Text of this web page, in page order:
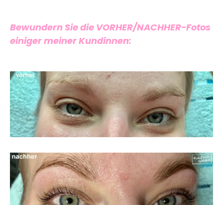
Bewundern Sie die VORHER/NACHHER-Fotos
einiger meiner Kundinnen: